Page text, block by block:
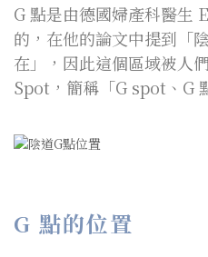
G 點是由德國婦產科醫
的，在他的論文中提到「
在」，因此這個區域被人
Spot，簡稱「G spot、G
G 點的位置